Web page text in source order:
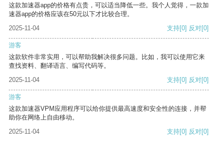
这款加速器app的价格有点贵，可以适当降低一些。我个人觉得，一款加
速器app的价格应该在50元以下才比较合理。
2025-11-04
支持[0] 反对[0]
游客
这款软件非常实用，可以帮助我解决很多问题。比如，我可以使用它来
查找资料、翻译语言、编写代码等。
2025-11-04
支持[0] 反对[0]
游客
这款加速器VPM应用程序可以给你提供最高速度和安全性的连接，并帮
助你在网络上自由移动。
2025-11-04
支持[0] 反对[0]